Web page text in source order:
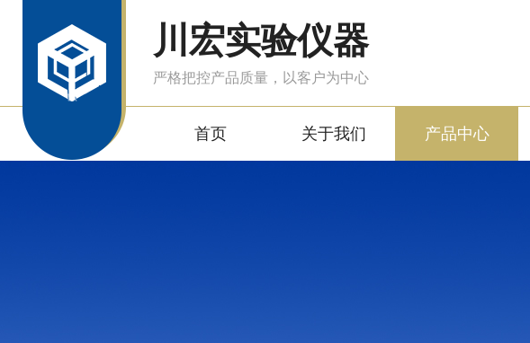
川宏实验仪器
严格把控产品质量，以客户为中心
首页 关于我们 产品中心